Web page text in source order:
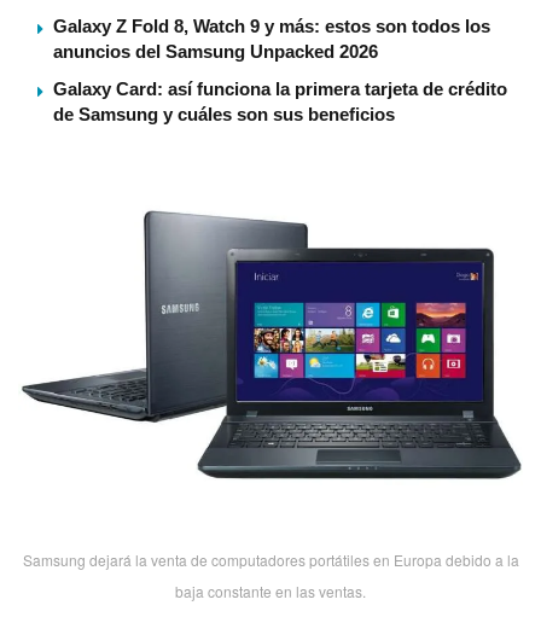
Galaxy Z Fold 8, Watch 9 y más: estos son todos los
anuncios del Samsung Unpacked 2026
Galaxy Card: así funciona la primera tarjeta de crédito
de Samsung y cuáles son sus beneficios
Samsung dejará la venta de computadores portátiles en Europa debido a la
baja constante en las ventas.